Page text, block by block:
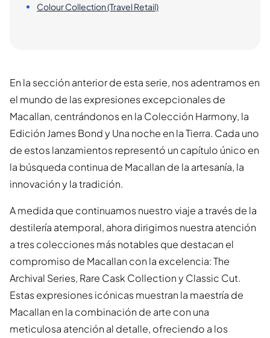
Colour Collection (Travel Retail)
En la sección anterior de esta serie, nos adentramos en
el mundo de las expresiones excepcionales de
Macallan, centrándonos en la Colección Harmony, la
Edición James Bond y Una noche en la Tierra. Cada uno
de estos lanzamientos representó un capítulo único en
la búsqueda continua de Macallan de la artesanía, la
innovación y la tradición.
A medida que continuamos nuestro viaje a través de la
destilería atemporal, ahora dirigimos nuestra atención
a tres colecciones más notables que destacan el
compromiso de Macallan con la excelencia: The
Archival Series, Rare Cask Collection y Classic Cut.
Estas expresiones icónicas muestran la maestría de
Macallan en la combinación de arte con una
meticulosa atención al detalle, ofreciendo a los